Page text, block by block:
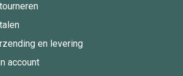
en levering
account